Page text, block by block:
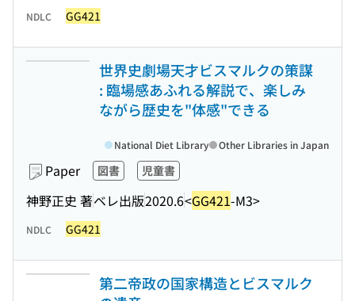
NDLC GG421
世界史劇場天才ビスマルクの策謀
: 臨場感あふれる解説で、楽しみ
ながら歴史を"体感"できる
Paper 図書 児童書
神野正史 著ベレ出版2020.6<GG421-M3>
National Diet Library Other Libraries in Japan
NDLC GG421
第二帝政の国家構造とビスマルク